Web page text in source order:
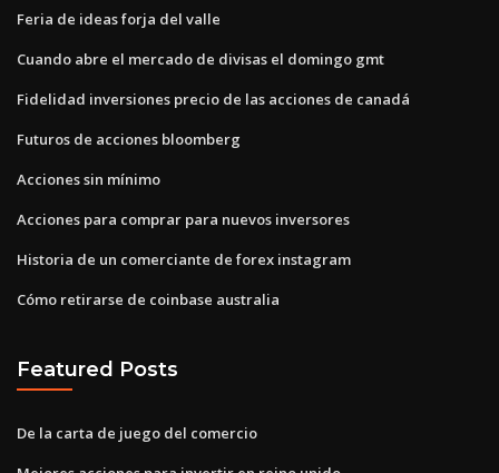
Feria de ideas forja del valle
Cuando abre el mercado de divisas el domingo gmt
Fidelidad inversiones precio de las acciones de canadá
Futuros de acciones bloomberg
Acciones sin mínimo
Acciones para comprar para nuevos inversores
Historia de un comerciante de forex instagram
Cómo retirarse de coinbase australia
Featured Posts
De la carta de juego del comercio